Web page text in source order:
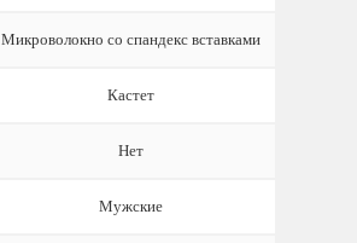
Микроволокно со спандекс вставками
Кастет
Нет
Мужские